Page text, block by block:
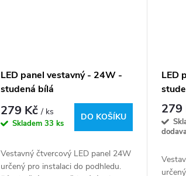
LED panel vestavný - 24W -
studená bílá
279 Kč/ ks
Skladem33 ks
DO KOŠÍKU
Vestavný čtvercový LED panel 24W
určený pro instalaci do podhledu.
LED